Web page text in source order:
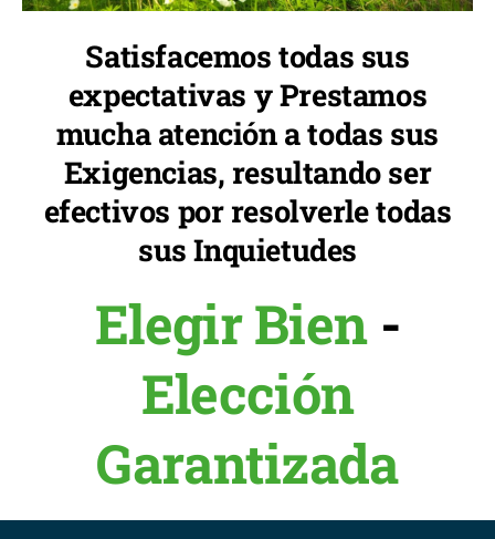
Satisfacemos todas sus
expectativas y Prestamos
mucha atención a todas sus
Exigencias, resultando ser
efectivos por resolverle todas
sus Inquietudes
Elegir Bien -
Elección
Garantizada